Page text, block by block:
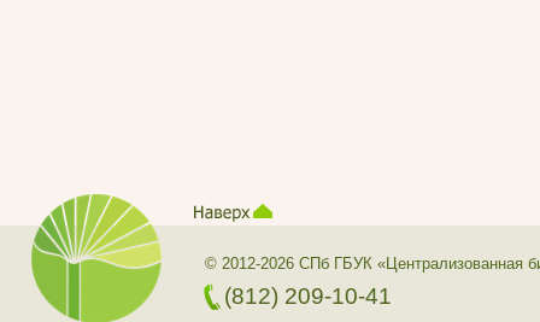
© 2012-2026 СПб ГБУК «Централизованная
(812) 209-10-41